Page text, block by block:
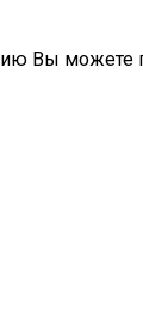
Вы можете